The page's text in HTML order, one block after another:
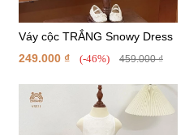
Váy cộc TRẮNG Snowy Dress
249.000 ₫
(-46%) 459.000 ₫